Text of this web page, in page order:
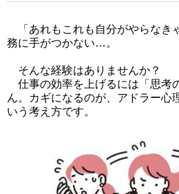
「あれもこれも自分がやらなき
務に手がつかない…。
そんな経験はありませんか？
仕事の効率を上げるには「思考
ん。カギになるのが、アドラー心
いう考え方です。